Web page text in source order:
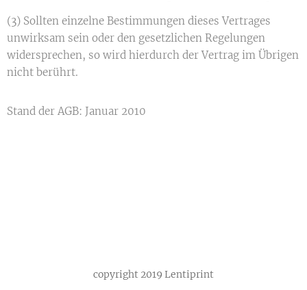
(3) Sollten einzelne Bestimmungen dieses Vertrages
unwirksam sein oder den gesetzlichen Regelungen
widersprechen, so wird hierdurch der Vertrag im Übrigen
nicht berührt.
Stand der AGB: Januar 2010
copyright 2019 Lentiprint